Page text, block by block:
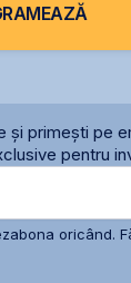
și primești pe
pentru
oricând.